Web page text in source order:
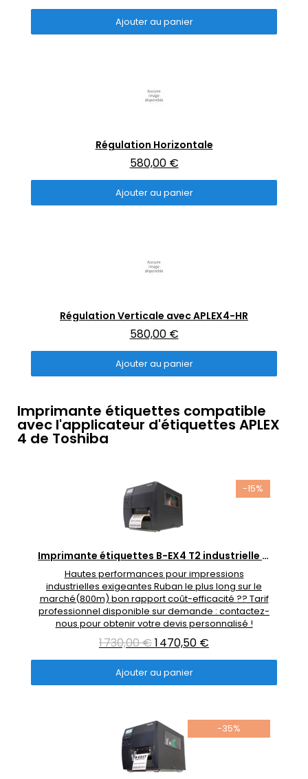
Ajouter au panier
Aperçu rapide
Régulation Horizontale
580,00 €
Ajouter au panier
Aperçu rapide
Régulation Verticale avec APLEX4-HR
580,00 €
Ajouter au panier
Imprimante étiquettes compatible
avec l'applicateur d'étiquettes APLEX
4 de Toshiba
Aperçu rapide
-15%
Imprimante étiquettes B-EX4 T2 industrielle tête - plat
Hautes performances pour impressions
industrielles exigeantes Ruban le plus long sur le
marché(800m) bon rapport coût-efficacité ?? Tarif
professionnel disponible sur demande : contactez-
nous pour obtenir votre devis personnalisé !
1 730,00 €1 470,50 €
Ajouter au panier
-35%